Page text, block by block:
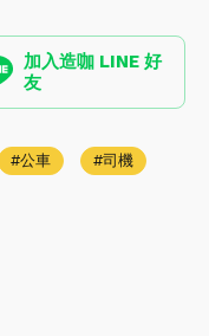
加入造咖 LINE 好
友
公車 司機